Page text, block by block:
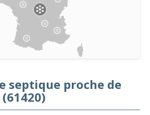
septique proche de